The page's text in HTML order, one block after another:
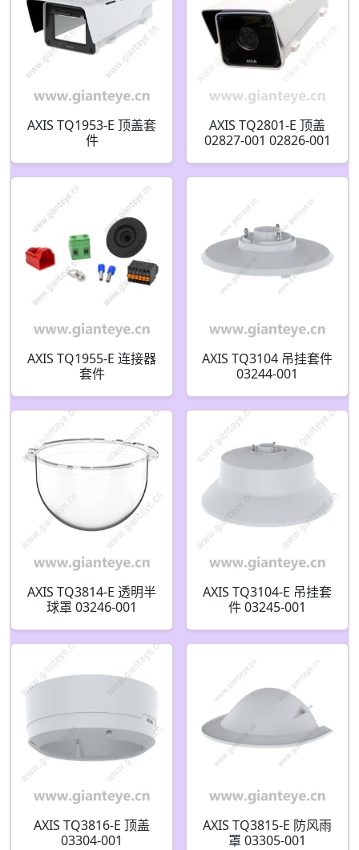
AXIS TQ1953-E 顶盖套
件
AXIS TQ2801-E 顶盖
02827-001 02826-001
AXIS TQ1955-E 连接器
套件
AXIS TQ3104 吊挂套件
03244-001
AXIS TQ3814-E 透明半
球罩 03246-001
AXIS TQ3104-E 吊挂套
件 03245-001
AXIS TQ3816-E 顶盖
03304-001
AXIS TQ3815-E 防风雨
罩 03305-001